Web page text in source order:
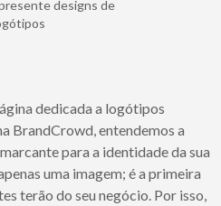
designs de
dedicada a logótipos
BrandCrowd, entendemos a
para a identidade da sua
uma imagem; é a primeira
terão do seu negócio. Por isso,